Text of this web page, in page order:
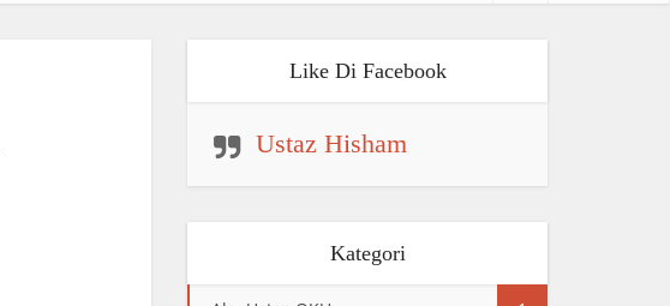
Like Di Facebook
Ustaz Hisham
Kategori